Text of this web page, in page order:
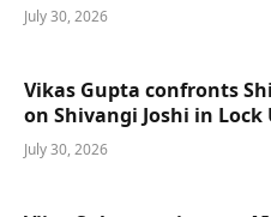
July 30, 2026
Vikas Gupta confronts
on Shivangi Joshi in Lock
July 30, 2026